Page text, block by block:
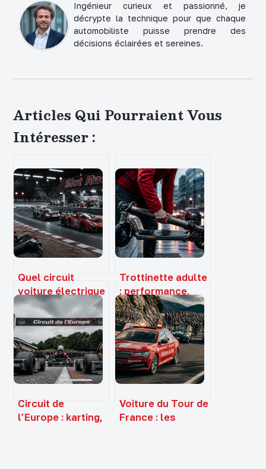
Ingénieur curieux et passionné, je
décrypte la technique pour que chaque
automobiliste puisse prendre des
décisions éclairées et sereines.
Articles Qui Pourraient Vous
Intéresser :
Quel circuit
voiture électrique
choisir ? Échelles,
systèmes et 3
réflexes pour bien
débuter
Trottinette adulte
: performance,
confort et
mobilité pour vos
trajets urbains
Circuit de
l’Europe : karting,
Voiture du Tour de
France : les